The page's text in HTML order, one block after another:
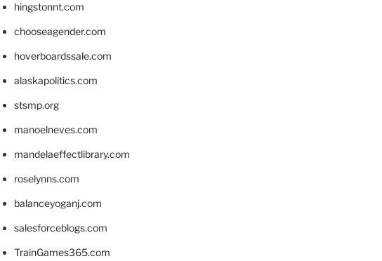
hingstonnt.com
chooseagender.com
hoverboardssale.com
alaskapolitics.com
stsmp.org
manoelneves.com
mandelaeffectlibrary.com
roselynns.com
balanceyoganj.com
salesforceblogs.com
TrainGames365.com